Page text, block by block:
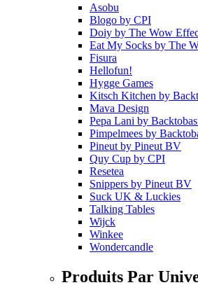
Asobu
Blogo by CPI
Doiy by The Wow
Eat My Socks by The
Fisura
Hellofun!
Hygge Games
Kitsch Kitchen by
Mava Design
Pepa Lani by
Pimpelmees by
Pineut by Pineut BV
Quy Cup by CPI
Resetea
Snippers by Pineut BV
Suck UK & Luckies
Talking Tables
Wijck
Winkee
Wondercandle
Produits Par